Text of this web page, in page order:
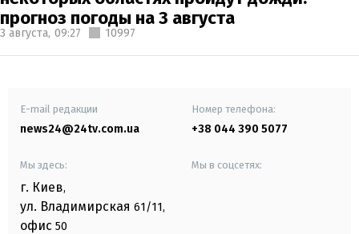
прогноз погоды на 3 августа
3 августа, 09:27 10997
E-mail редакции
news24@24tv.com.ua
Номер телефона:
+38 044 390 5077
Мы здесь:
г. Киев,
ул. Владимирская 61/11,
офис 50
Мы в соцсетях: